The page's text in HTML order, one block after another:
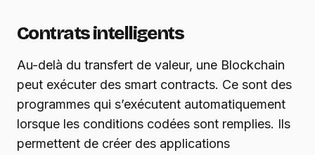
Contrats intelligents
Au-delà du transfert de valeur, une Blockchain
peut exécuter des smart contracts. Ce sont des
programmes qui s’exécutent automatiquement
lorsque les conditions codées sont remplies. Ils
permettent de créer des applications